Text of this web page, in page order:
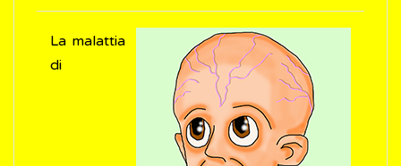
La malattia
di